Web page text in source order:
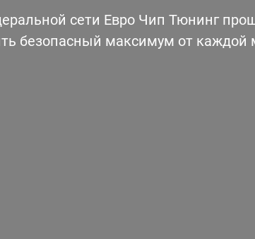
сети Евро Чип Тюнинг
безопасный максимум от